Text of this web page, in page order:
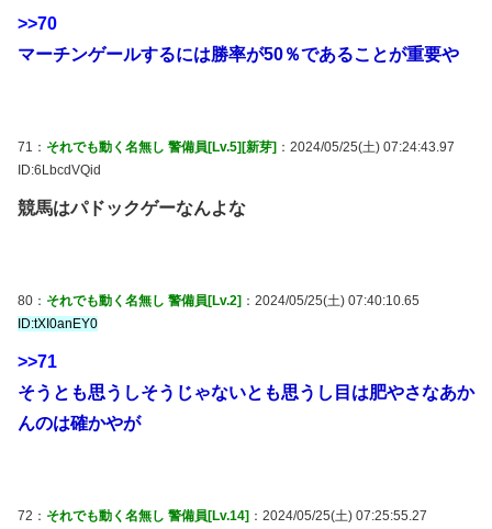
>>70
マーチンゲールするには勝率が50％であることが重要や
71： それでも動く名無し 警備員[Lv.5][新芽] ：2024/05/25(土) 07:24:43.97
ID:6LbcdVQid
競馬はパドックゲーなんよな
80： それでも動く名無し 警備員[Lv.2] ：2024/05/25(土) 07:40:10.65
ID:tXI0anEY0
>>71
そうとも思うしそうじゃないとも思うし目は肥やさなあか
んのは確かやが
72： それでも動く名無し 警備員[Lv.14] ：2024/05/25(土) 07:25:55.27